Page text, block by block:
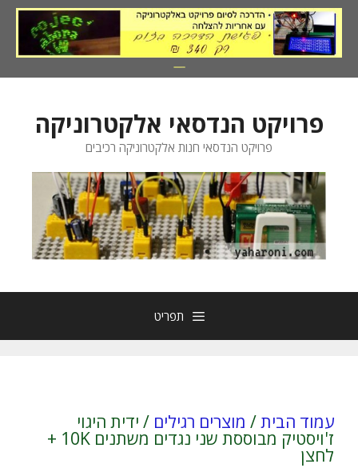
לדלג
לתוכן
פרויקט הנדסאי אלקטרוניקה
פרויקט הנדסאי חנות אלקטרוניקה רכיבים
תפריט
עמוד הבית/ מוצרים רגילים / ידית היגוי
ז'ויסטיק מבוססת שני נגדים משתנים 10K +
לחצן